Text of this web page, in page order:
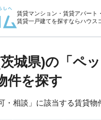
賃貸マンション・賃貸アパート・
賃貸一戸建てを探すならハウス
城県)の「ペ
件を探す
・相談」に該当する賃貸